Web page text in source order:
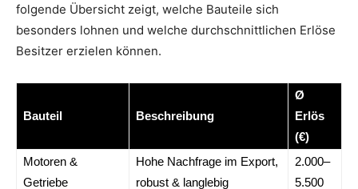
folgende Übersicht zeigt, welche Bauteile sich
besonders lohnen und welche durchschnittlichen Erlöse
Besitzer erzielen können.
Bauteil Beschreibung
Ø
Erlös
(€)
Motoren &
Getriebe
Hohe Nachfrage im Export,
robust & langlebig
2.000–
5.500